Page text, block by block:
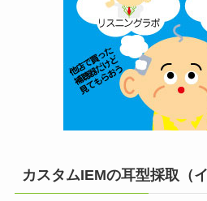
カスタムIEMの耳型採取（